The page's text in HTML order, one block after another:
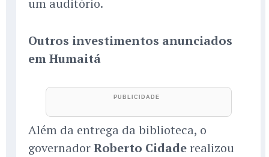
um auditório.
Outros investimentos anunciados
em Humaitá
Além da entrega da biblioteca, o
governadorRoberto Cidaderealizou